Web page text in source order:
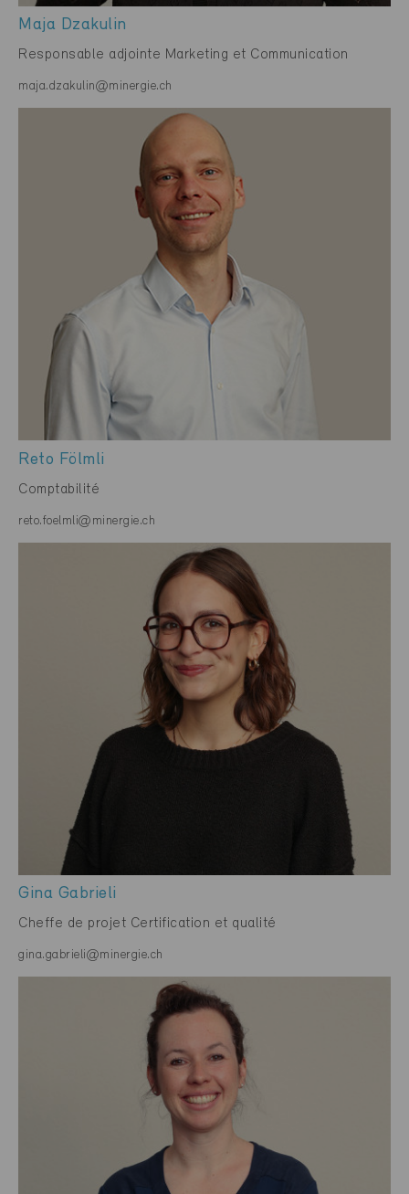
Maja Dzakulin
Responsable adjointe Marketing et Communication
maja.dzakulin@minergie.ch
Reto Fölmli
Comptabilité
reto.foelmli@minergie.ch
Gina Gabrieli
Cheffe de projet Certification et qualité
gina.gabrieli@minergie.ch